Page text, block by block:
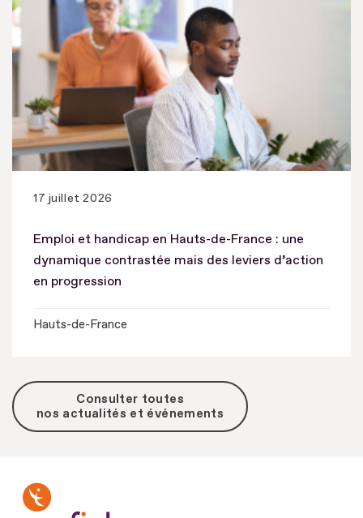
17 juillet 2026
Emploi et handicap en Hauts-de-France : une
dynamique contrastée mais des leviers d’action
en progression
Hauts-de-France
Consulter toutes
nos actualités et événements